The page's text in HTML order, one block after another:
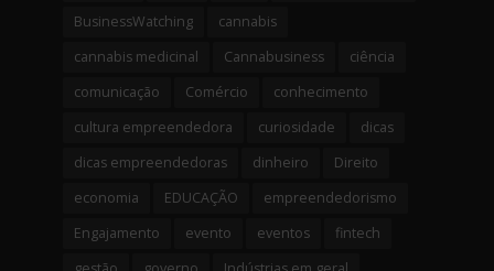
BusinessWatching
cannabis
cannabis medicinal
Cannabusiness
ciência
comunicação
Comércio
conhecimento
cultura empreendedora
curiosidade
dicas
dicas empreendedoras
dinheiro
Direito
economia
EDUCAÇÃO
empreendedorismo
Engajamento
evento eventos
fintech